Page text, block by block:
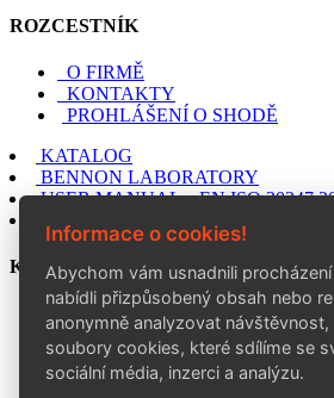
ROZCESTNÍK
O FIRMĚ
KONTAKTY
PROHLÁŠENÍ O SHODĚ
KATALOG
BENNON LABORATORY
USER MANUAL – EN ISO
USER MANUAL – EN ISO
KONTAKT
BENNON Group a. s.
Šedesátá 7015, 760 01 Zlín
+420 602 757 164
info@bennon.cz
Informace o cookies!
Abychom vám usnadnili
nabídli přizpůsobený obsah nebo
anonymně analyzovat
soubory cookies, které sdílíme se
sociální média, inzerci a analýzu.